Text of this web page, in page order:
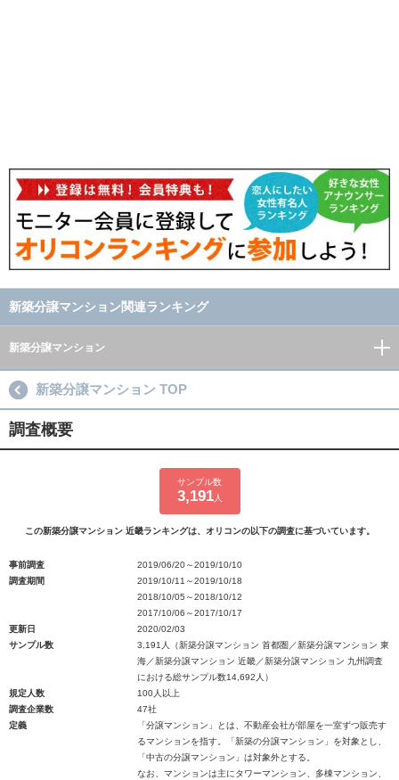
新築分譲マンション関連ランキング
新築分譲マンション
新築分譲マンション TOP
調査概要
サンプル数
3,191人
この新築分譲マンション 近畿ランキングは、オリコンの以下の調査に基づいています。
事前調査
2019/06/20～2019/10/10
調査期間
2019/10/11～2019/10/18
2018/10/05～2018/10/12
2017/10/06～2017/10/17
更新日
2020/02/03
サンプル数
3,191人（新築分譲マンション 首都圏／新築分譲マンション 東
海／新築分譲マンション 近畿／新築分譲マンション 九州調査
における総サンプル数14,692人）
規定人数
100人以上
調査企業数
47社
定義
「分譲マンション」とは、不動産会社が部屋を一室ずつ販売す
るマンションを指す。「新築の分譲マンション」を対象とし、
「中古の分譲マンション」は対象外とする。
なお、マンションは主にタワーマンション、多棟マンション、